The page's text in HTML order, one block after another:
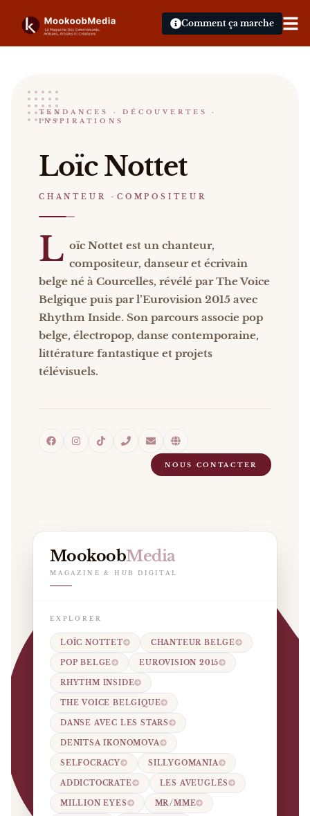
Comment ça marche
Loïc Nottet
CHANTEUR -COMPOSITEUR
Loïc Nottet Loïc Nottet est un chanteur,
Catalogue :presse, vidéos, livres.
TENDANCES · DÉCOUVERTES ·
INSPIRATIONS
Loïc Nottet
CHANTEUR -COMPOSITEUR
L oïc Nottet est un chanteur,
compositeur, danseur et écrivain
belge né à Courcelles, révélé par The Voice
Belgique puis par l’Eurovision 2015 avec
Rhythm Inside. Son parcours associe pop
belge, électropop, danse contemporaine,
littérature fantastique et projets
télévisuels.
NOUS CONTACTER
MookoobMedia
MAGAZINE & HUB DIGITAL
EXPLORER
LOÏC NOTTET CHANTEUR BELGE
POP BELGE EUROVISION 2015
RHYTHM INSIDE
THE VOICE BELGIQUE
DANSE AVEC LES STARS
DENITSA IKONOMOVA
SELFOCRACY SILLYGOMANIA
ADDICTOCRATE LES AVEUGLÉS
MILLION EYES MR/MME